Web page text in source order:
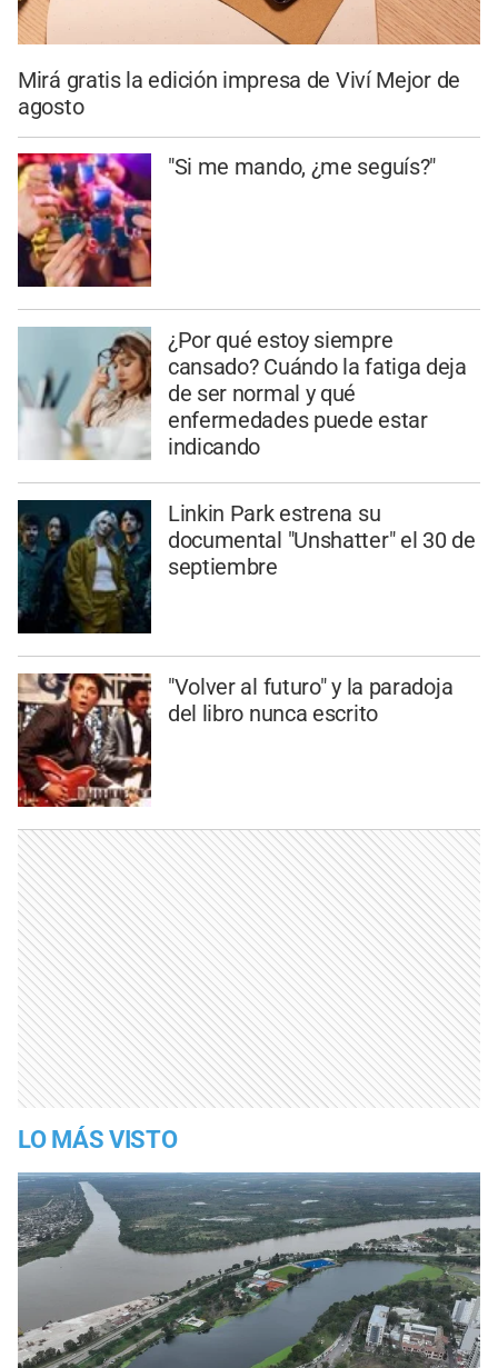
Mirá gratis la edición impresa de Viví Mejor de
agosto
"Si me mando, ¿me seguís?"
¿Por qué estoy siempre
cansado? Cuándo la fatiga deja
de ser normal y qué
enfermedades puede estar
indicando
Linkin Park estrena su
documental "Unshatter" el 30 de
septiembre
"Volver al futuro" y la paradoja
del libro nunca escrito
LO MÁS VISTO